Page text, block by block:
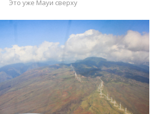
Это уже Мауи сверху